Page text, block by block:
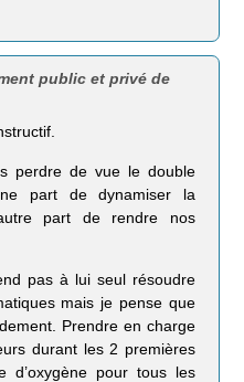
public et privé de
perdre de vue le double
part de dynamiser la
part de rendre nos
pas à lui seul résoudre
mais je pense que
Prendre en charge
durant les 2 premières
d’oxygène pour tous les